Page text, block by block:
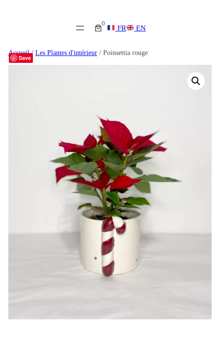
0
FR EN
Save
Accueil/ Les Plantes d'intérieur/ Poinsettia rouge